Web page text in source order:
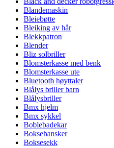
Blandemaskin
Bleiebøtte
Bleiking av hår
Blekkpatron
Blender
Bliz solbriller
Blomsterkasse med benk
Blomsterkasse ute
Bluetooth høyttaler
Blålys briller barn
Blålysbriller
Bmx hjelm
Bmx sykkel
Boblebadekar
Boksehansker
Boksesekk